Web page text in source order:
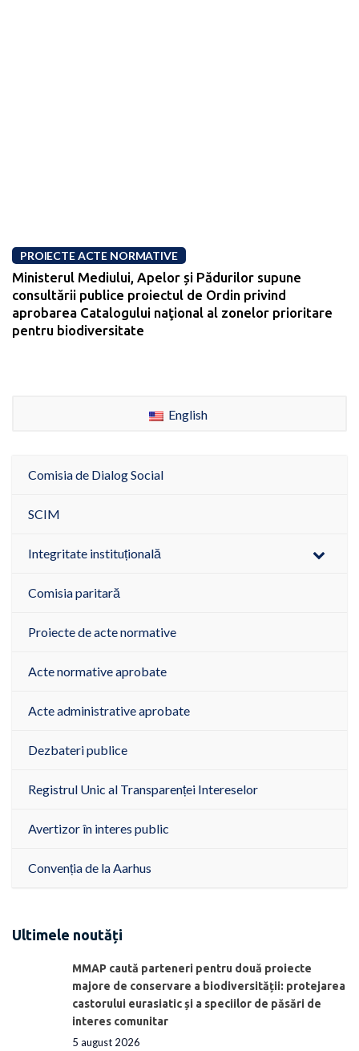
PROIECTE ACTE NORMATIVE
Ministerul Mediului, Apelor și Pădurilor supune
consultării publice proiectul de Ordin privind
aprobarea Catalogului naţional al zonelor prioritare
pentru biodiversitate
English
Comisia de Dialog Social
SCIM
Integritate instituțională
Comisia paritară
Proiecte de acte normative
Acte normative aprobate
Acte administrative aprobate
Dezbateri publice
Registrul Unic al Transparenței Intereselor
Avertizor în interes public
Convenția de la Aarhus
Ultimele noutăți
MMAP caută parteneri pentru două proiecte
majore de conservare a biodiversității: protejarea
castorului eurasiatic și a speciilor de păsări de
interes comunitar
5 august 2026